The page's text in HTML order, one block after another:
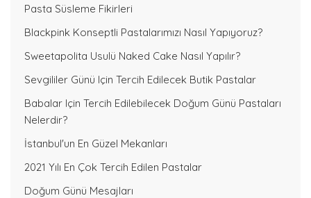
Pasta Süsleme Fikirleri
Blackpink Konseptli Pastalarımızı Nasıl Yapıyoruz?
Sweetapolita Usulü Naked Cake Nasıl Yapılır?
Sevgililer Günü Için Tercih Edilecek Butik Pastalar
Babalar Için Tercih Edilebilecek Doğum Günü Pastaları
Nelerdir?
İstanbul'un En Güzel Mekanları
2021 Yılı En Çok Tercih Edilen Pastalar
Doğum Günü Mesajları